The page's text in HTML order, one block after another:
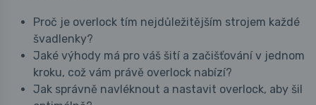
Proč je overlock tím nejdůležitějším strojem každé
švadlenky?
Jaké výhody má pro váš šití a začišťování v jednom
kroku, což vám právě overlock nabízí?
Jak správně navléknout a nastavit overlock, aby šil